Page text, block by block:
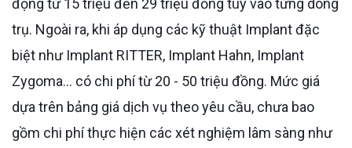
động từ 15 triệu đến 29 triệu đồng tùy vào từng dòng
trụ. Ngoài ra, khi áp dụng các kỹ thuật Implant đặc
biệt như Implant RITTER, Implant Hahn, Implant
Zygoma… có chi phí từ 20 - 50 triệu đồng. Mức giá
dựa trên bảng giá dịch vụ theo yêu cầu, chưa bao
gồm chi phí thực hiện các xét nghiệm lâm sàng như